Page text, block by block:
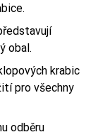
obal.
krabic
pro všechny
odběru